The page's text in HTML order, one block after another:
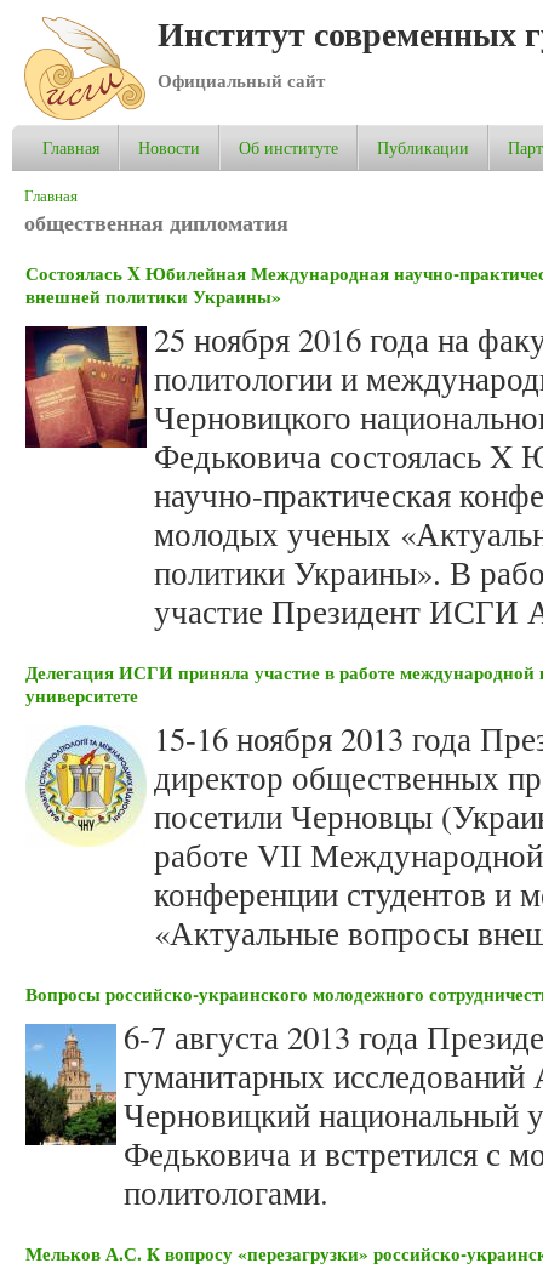
Институт современных
Официальный сайт
Главная Новости Об институте Публикации
Вы здесь
Главная
общественная дипломатия
Состоялась X Юбилейная Международная научно-
внешней политики Украины»
25 ноября 2016 года на
политологии и
Черновицкого
Федьковича состоялась
научно-практическая
молодых ученых
политики Украины». В
участие Президент ИСГИ
Делегация ИСГИ приняла участие в работе
университете
15-16 ноября 2013 года
директор общественных
посетили Черновцы
работе VII
конференции студентов и
«Актуальные вопросы
Вопросы российско-украинского молодежного
6-7 августа 2013 года
гуманитарных
Черновицкий национальный
Федьковича и встретился с
политологами.
Мельков А.С. К вопросу «перезагрузки» российско-